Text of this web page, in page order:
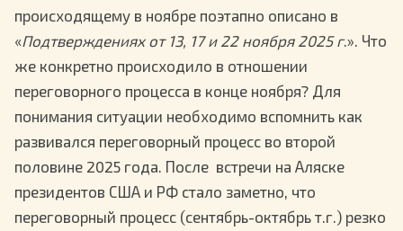
происходящему в ноябре поэтапно описано в
«Подтверждениях от 13, 17 и 22 ноября 2025 г.». Что
же конкретно происходило в отношении
переговорного процесса в конце ноября? Для
понимания ситуации необходимо вспомнить как
развивался переговорный процесс во второй
половине 2025 года. После встречи на Аляске
президентов США и РФ стало заметно, что
переговорный процесс (сентябрь-октябрь т.г.) резко